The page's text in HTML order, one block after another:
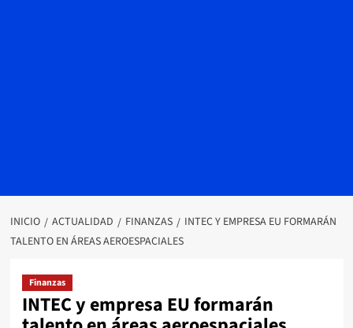
INICIO ACTUALIDAD FINANZAS
INTEC Y EMPRESA EU FORMARÁN
TALENTO EN ÁREAS AEROESPACIALES
Finanzas
INTEC y empresa EU formarán